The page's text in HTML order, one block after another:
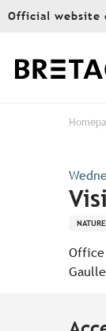
Aller
principal
Official website
Office